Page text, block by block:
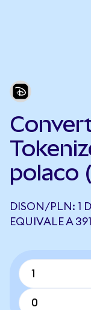
polaco
DISON/PLN: 1
EQUIVALE A